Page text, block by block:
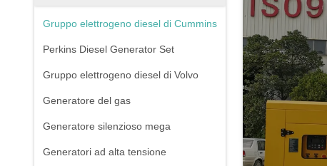
Gruppo elettrogeno diesel di Cummins
Perkins Diesel Generator Set
Gruppo elettrogeno diesel di Volvo
Generatore del gas
Generatore silenzioso mega
Generatori ad alta tensione